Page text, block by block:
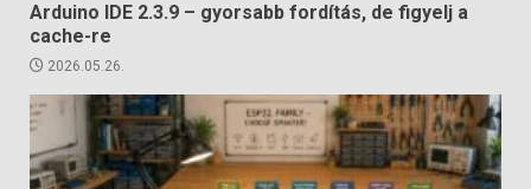
Arduino IDE 2.3.9 – gyorsabb fordítás, de figyelj a
cache-re
2026.05.26.